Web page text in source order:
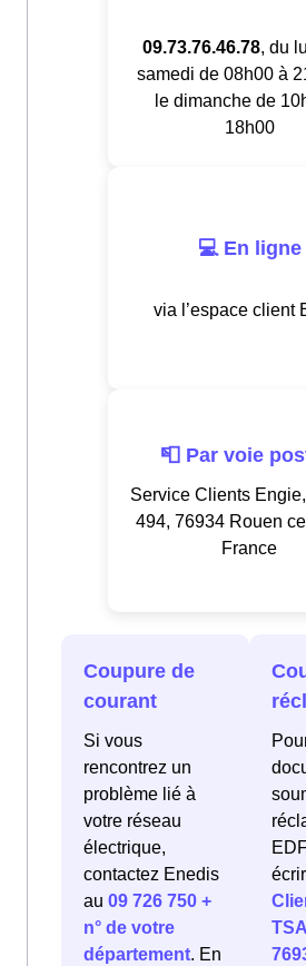
09.73.76.46.78, du
samedi de 08h00 à
le dimanche de
18h00
💻 En ligne
via l’espace client
📮 Par voie
Service Clients
494, 76934 Rouen
France
Coupure de
courant
Si vous
rencontrez un
problème lié à
votre réseau
électrique,
contactez Enedis
au 09 726 750 +
n° de votre
département. En